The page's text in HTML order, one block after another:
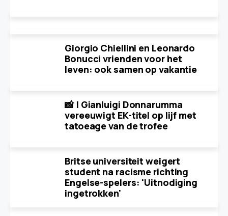
Giorgio Chiellini en Leonardo
Bonucci vrienden voor het
leven: ook samen op vakantie
📸 | Gianluigi Donnarumma
vereeuwigt EK-titel op lijf met
tatoeage van de trofee
Britse universiteit weigert
student na racisme richting
Engelse-spelers: 'Uitnodiging
ingetrokken'